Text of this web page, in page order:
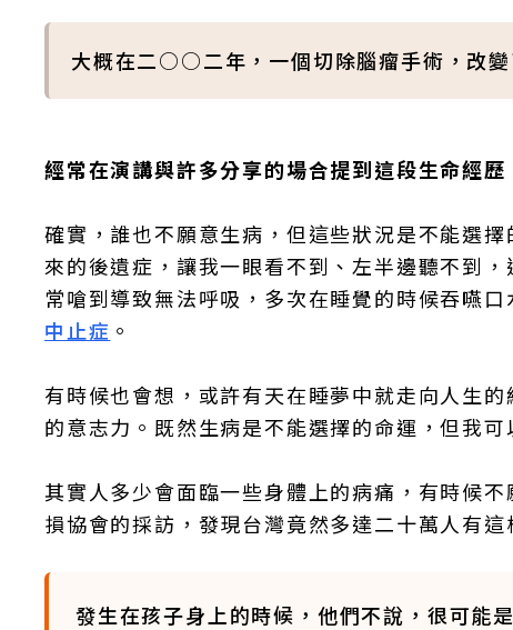
大概在二○○二年，一個切除腦瘤手術，改變
經常在演講與許多分享的場合提到這段生命經
確實，誰也不願意生病，但這些狀況是不能選
來的後遺症，讓我一眼看不到、左半邊聽不到
常嗆到導致無法呼吸，多次在睡覺的時候吞嚥
中止症 。
有時候也會想，或許有天在睡夢中就走向人生
的意志力。既然生病是不能選擇的命運，但我
其實人多少會面臨一些身體上的病痛，有時候
損協會的採訪，發現台灣竟然多達二十萬人有
發生在孩子身上的時候，他們不說，很可能